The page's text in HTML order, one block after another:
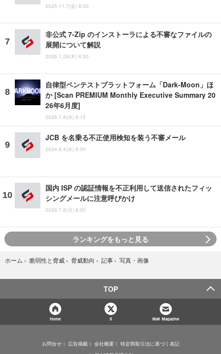
2025.11.7(金) 8:00
非公式 7-Zip のインストーラによる不審なファイルの
展開について解説
2026.1.29(木) 8:00
自律型ペンテストプラットフォーム「Dark-Moon」ほ
か [Scan PREMIUM Monthly Executive Summary 20
26年6月度]
2026.7.8(水) 8:15
JCB を名乗る不正使用検知を装う不審メール
2024.9.4(水) 8:00
国内 ISP の認証情報を不正利用して送信されたフィッ
シングメールに注意呼びかけ
2026.7.6(月) 8:00
ランキングをもっと見る
ホーム › 脆弱性と脅威 › 脅威動向 › 記事 › 写真・画像
TOP
Home X Mail Magazine
お問合せ 広告掲載 会社概要
特定商取引法に基づく表記